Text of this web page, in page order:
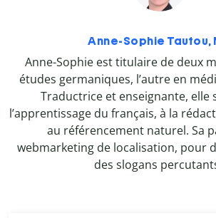
Anne-Sophie Tautou,
Anne-Sophie est titulaire de deux
études germaniques, l’autre en
Traductrice et enseignante, elle
l’apprentissage du français, à la
au référencement naturel. Sa
webmarketing de localisation, pour
des slogans